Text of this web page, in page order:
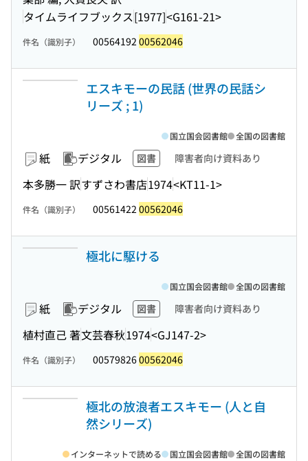
タイムライフブックス[1977]<G161-21>
件名（識別子） 00564192 00562046
エスキモーの民話 (世界の民話シ
リーズ ; 1)
紙 デジタル 図書 障害者向け資料あり
本多勝一 訳すずさわ書店1974<KT11-1>
国立国会図書館 全国の図書館
件名（識別子） 00561422 00562046
極北に駆ける
紙 デジタル 図書 障害者向け資料あり
植村直己 著文芸春秋1974<GJ147-2>
国立国会図書館 全国の図書館
件名（識別子） 0057982600562046
極北の放浪者エスキモー (人と自
然シリーズ)
インターネットで読める 国立国会図書館 全国の図書館